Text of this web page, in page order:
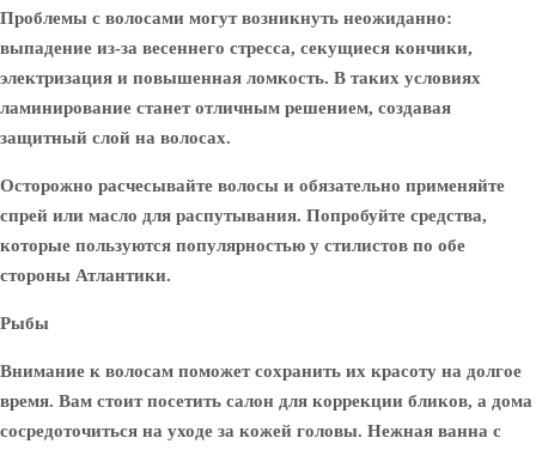
Проблемы с волосами могут возникнуть неожиданно:
выпадение из-за весеннего стресса, секущиеся кончики,
электризация и повышенная ломкость. В таких условиях
ламинирование станет отличным решением, создавая
защитный слой на волосах.
Осторожно расчесывайте волосы и обязательно применяйте
спрей или масло для распутывания. Попробуйте средства,
которые пользуются популярностью у стилистов по обе
стороны Атлантики.
Рыбы
Внимание к волосам поможет сохранить их красоту на долгое
время. Вам стоит посетить салон для коррекции бликов, а дома
сосредоточиться на уходе за кожей головы. Нежная ванна с